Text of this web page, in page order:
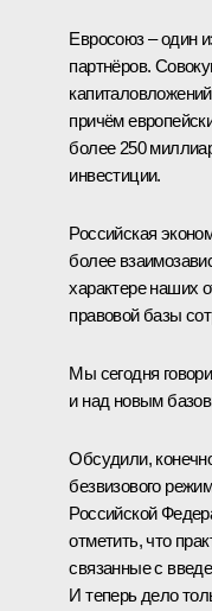
Евросоюз – один
партнёров.
причём
более 250
инвестиции.
Российская
более
характере наших
правовой базы
Мы сегодня
и над новым
Обсудили,
безвизового
Российской
отметить, что
связанные с
И теперь дело